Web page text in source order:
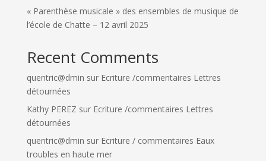
« Parenthèse musicale » des ensembles de musique de
l’école de Chatte – 12 avril 2025
Recent Comments
quentric@dmin sur Ecriture /commentaires Lettres
détournées
Kathy PEREZ sur Ecriture /commentaires Lettres
détournées
quentric@dmin sur Ecriture / commentaires Eaux
troubles en haute mer